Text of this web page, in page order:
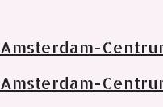
Amsterdam-
Amsterdam-